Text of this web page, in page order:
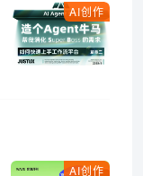
AI创作
AI创作